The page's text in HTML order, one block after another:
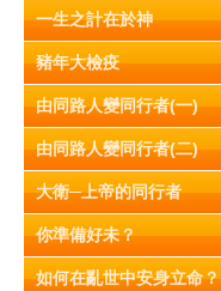
一生之計在於神
豬年大檢疫
由同路人變同行者(一)
由同路人變同行者(二)
大衛─上帝的同行者
你準備好未？
如何在亂世中安身立命？